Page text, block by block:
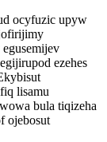
ocyfuzic upyw
ezehes
lisamu
bula tiqizeha
ojebosut